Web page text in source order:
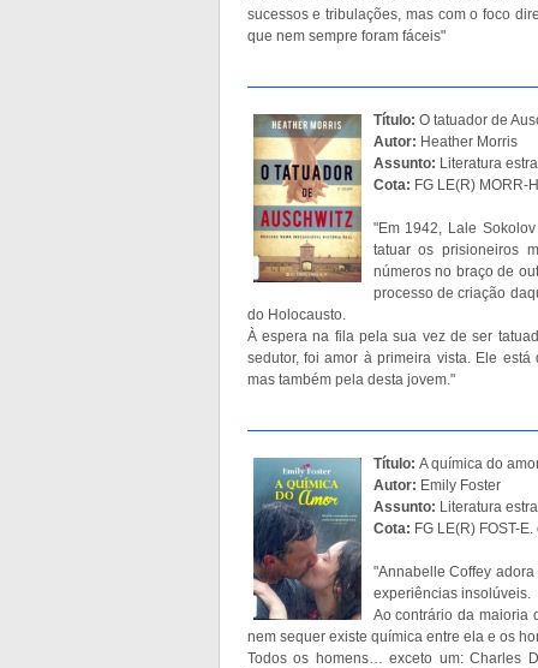
sucessos e tribulações, mas com o foco
que nem sempre foram fáceis"
Título: O tatuador de
Autor: Heather Morris
Assunto: Literatura
Cota: FG LE(R) MORR-
"Em 1942, Lale
tatuar os prisioneiros
números no braço de
processo de criação
do Holocausto.
À espera na fila pela sua vez de ser
sedutor, foi amor à primeira vista. Ele
mas também pela desta jovem."
Título: A química do
Autor: Emily Foster
Assunto: Literatura
Cota: FG LE(R) FOST-E.
"Annabelle Coffey
experiências insolúveis.
Ao contrário da maioria
nem sequer existe química entre ela e os
Todos os homens… exceto um: Charles